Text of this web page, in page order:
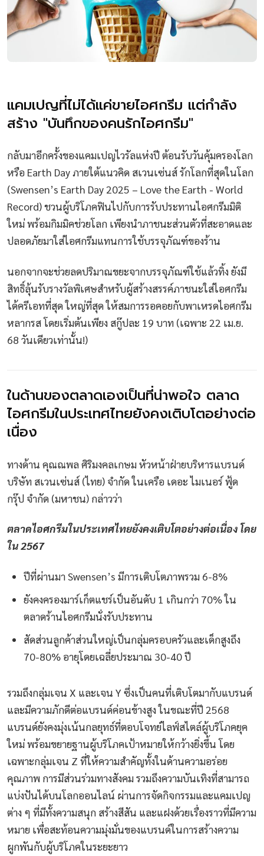
แคมเปญที่ไม่ได้แค่ขายไอศกรีม แต่กำลัง
สร้าง "บันทึกของคนรักไอศกรีม"
กลับมาอีกครั้งของแคมเปญไวรัลแห่งปี ต้อนรับวันคุ้มครองโลก
หรือ Earth Day ภายใต้แนวคิด สเวนเซ่นส์ รักโลกที่สุดในโลก
(Swensen’s Earth Day 2025 – Love the Earth - World
Record) ชวนผู้บริโภคฟินไปกับการรับประทานไอศกรีมมิติ
ใหม่ พร้อมกิมมิคช่วยโลก เพียงนำภาชนะส่วนตัวที่สะอาดและ
ปลอดภัยมาใส่ไอศกรีมแทนการใช้บรรจุภัณฑ์ของร้าน
นอกจากจะช่วยลดปริมาณขยะจากบรรจุภัณฑ์ใช้แล้วทิ้ง ยังมี
สิทธิ์ลุ้นรับรางวัลพิเศษสำหรับผู้สร้างสรรค์ภาชนะใส่ไอศกรีม
ได้ครีเอทที่สุด ใหญ่ที่สุด ให้สมการรอคอยกับพาเหรดไอศกรีม
หลากรส โดยเริ่มต้นเพียง สกู๊ปละ 19 บาท (เฉพาะ 22 เม.ย.
68 วันเดียวเท่านั้น!)
ในด้านของตลาดเองเป็นที่น่าพอใจ ตลาด
ไอศกรีมในประเทศไทยยังคงเติบโตอย่างต่อ
เนื่อง
ทางด้าน คุณณพล ศิริมงคลเกษม หัวหน้าฝ่ายบริหารแบรนด์
บริษัท สเวนเซ่นส์ (ไทย) จำกัด ในเครือ เดอะ ไมเนอร์ ฟู้ด
กรุ๊ป จำกัด (มหาชน) กล่าวว่า
ตลาดไอศกรีมในประเทศไทยยังคงเติบโตอย่างต่อเนื่อง โดย
ใน 2567
ปีที่ผ่านมา Swensen’s มีการเติบโตภาพรวม 6-8%
ยังคงครองมาร์เก็ตแชร์เป็นอันดับ 1 เกินกว่า 70% ใน
ตลาดร้านไอศกรีมนั่งรับประทาน
สัดส่วนลูกค้าส่วนใหญ่เป็นกลุ่มครอบครัวและเด็กสูงถึง
70-80% อายุโดยเฉลี่ยประมาณ 30-40 ปี
รวมถึงกลุ่มเจน X และเจน Y ซึ่งเป็นคนที่เติบโตมากับแบรนด์
และมีความภักดีต่อแบรนด์ค่อนข้างสูง ในขณะที่ปี 2568
แบรนด์ยังคงมุ่งเน้นกลยุทธ์ที่ตอบโจทย์ไลฟ์สไตล์ผู้บริโภคยุค
ใหม่ พร้อมขยายฐานผู้บริโภคเป้าหมายให้กว้างยิ่งขึ้น โดย
เฉพาะกลุ่มเจน Z ที่ให้ความสำคัญทั้งในด้านความอร่อย
คุณภาพ การมีส่วนร่วมทางสังคม รวมถึงความบันเทิงที่สามารถ
แบ่งปันได้บนโลกออนไลน์ ผ่านการจัดกิจกรรมและแคมเปญ
ต่าง ๆ ที่มีทั้งความสนุก สร้างสีสัน และแฝงด้วยเรื่องราวที่มีความ
หมาย เพื่อสะท้อนความมุ่งมั่นของแบรนด์ในการสร้างความ
ผูกพันกับผู้บริโภคในระยะยาว